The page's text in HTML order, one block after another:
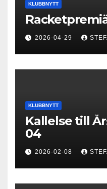
KLUBBNYTT
2026-04-29
KLUBBNYTT
Kallelse till
04
2026-02-08